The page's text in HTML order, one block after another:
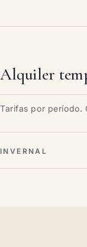
Alquiler
Tarifas por período.
INVERNAL